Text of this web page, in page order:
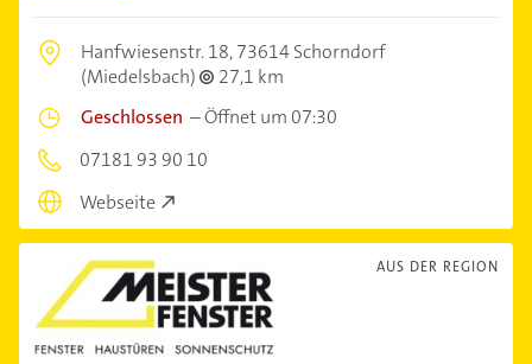
Hanfwiesenstr. 18,73614 Schorndorf
(Miedelsbach)
27,1 km
Geschlossen –Öffnet um 07:30
07181 93 90 10
Webseite
AUS DER REGION